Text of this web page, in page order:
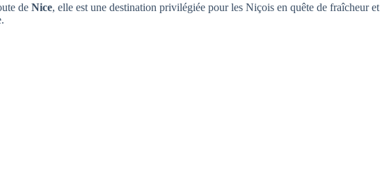
de Nice, elle est une destination privilégiée pour les Niçois en quête de fraîcheur et